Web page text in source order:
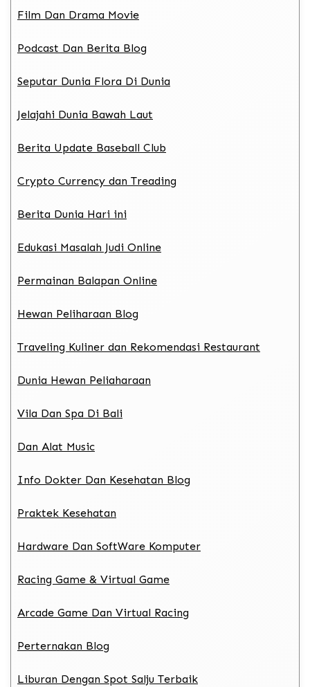
Film Dan Drama Movie
Podcast Dan Berita Blog
Seputar Dunia Flora Di Dunia
Jelajahi Dunia Bawah Laut
Berita Update Baseball Club
Crypto Currency dan Treading
Berita Dunia Hari ini
Edukasi Masalah Judi Online
Permainan Balapan Online
Hewan Peliharaan Blog
Traveling Kuliner dan Rekomendasi Restaurant
Dunia Hewan Peliaharaan
Vila Dan Spa Di Bali
Dan Alat Music
Info Dokter Dan Kesehatan Blog
Praktek Kesehatan
Hardware Dan SoftWare Komputer
Racing Game & Virtual Game
Arcade Game Dan Virtual Racing
Perternakan Blog
Liburan Dengan Spot Salju Terbaik